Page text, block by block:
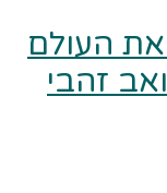
העולם
זהבי